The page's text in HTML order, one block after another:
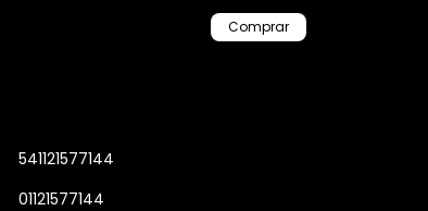
541121577144
01121577144